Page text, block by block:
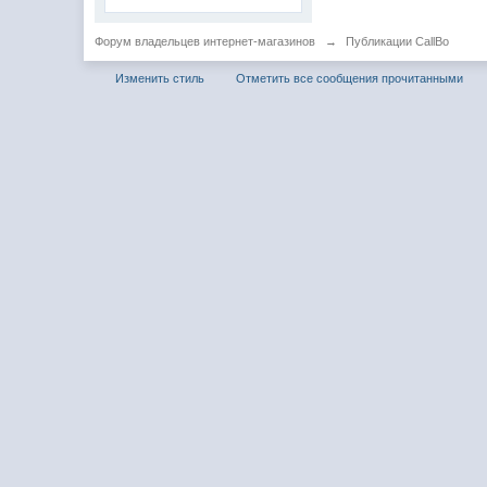
Форум владельцев интернет-магазинов → Публикации CallBo
Изменить стиль Отметить все сообщения прочитанными